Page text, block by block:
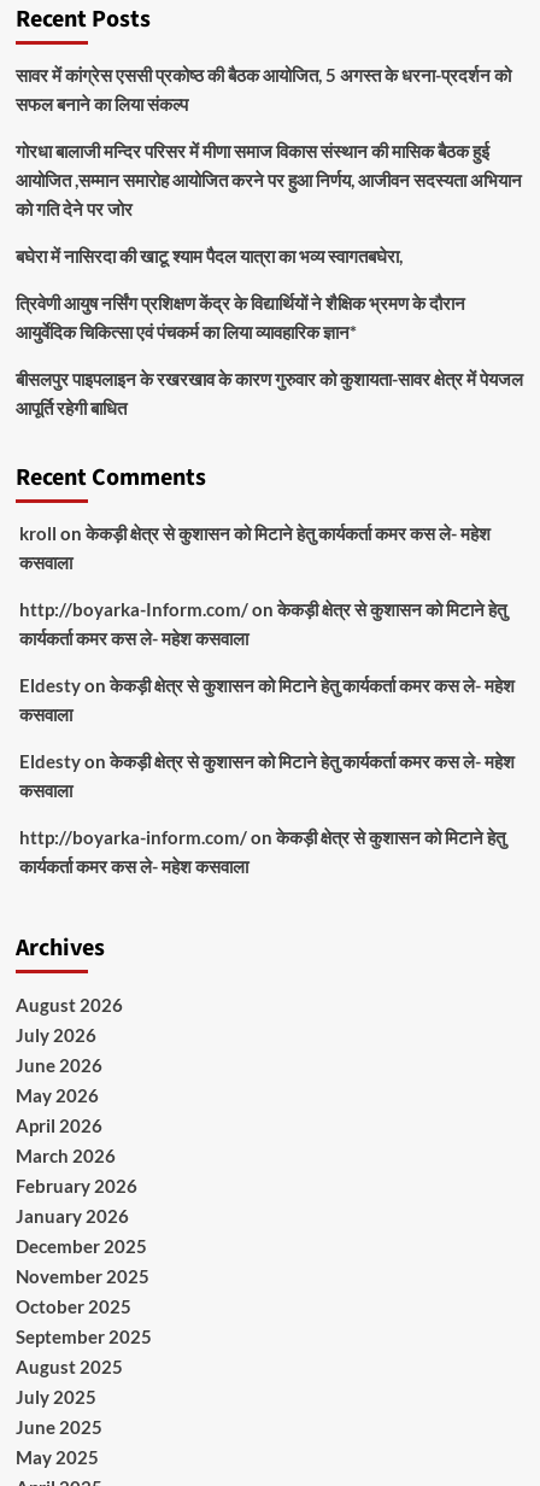
Recent Posts
सावर में कांग्रेस एससी प्रकोष्ठ की बैठक आयोजित, 5 अगस्त के धरना-प्रदर्शन को
सफल बनाने का लिया संकल्प
गोरधा बालाजी मन्दिर परिसर में मीणा समाज विकास संस्थान की मासिक बैठक हुई
आयोजित ,सम्मान समारोह आयोजित करने पर हुआ निर्णय, आजीवन सदस्यता अभियान
को गति देने पर जोर
बघेरा में नासिरदा की खाटू श्याम पैदल यात्रा का भव्य स्वागतबघेरा,
त्रिवेणी आयुष नर्सिंग प्रशिक्षण केंद्र के विद्यार्थियों ने शैक्षिक भ्रमण के दौरान
आयुर्वेदिक चिकित्सा एवं पंचकर्म का लिया व्यावहारिक ज्ञान*
बीसलपुर पाइपलाइन के रखरखाव के कारण गुरुवार को कुशायता-सावर क्षेत्र में पेयजल
आपूर्ति रहेगी बाधित
Recent Comments
kroll onकेकड़ी क्षेत्र से कुशासन को मिटाने हेतु कार्यकर्ता कमर कस ले- महेश
कसवाला
http://boyarka-Inform.com/onकेकड़ी क्षेत्र से कुशासन को मिटाने हेतु
कार्यकर्ता कमर कस ले- महेश कसवाला
Eldestyonकेकड़ी क्षेत्र से कुशासन को मिटाने हेतु कार्यकर्ता कमर कस ले- महेश
कसवाला
Eldestyonकेकड़ी क्षेत्र से कुशासन को मिटाने हेतु कार्यकर्ता कमर कस ले- महेश
कसवाला
http://boyarka-inform.com/onकेकड़ी क्षेत्र से कुशासन को मिटाने हेतु
कार्यकर्ता कमर कस ले- महेश कसवाला
Archives
August 2026
July 2026
June 2026
May 2026
April 2026
March 2026
February 2026
January 2026
December 2025
November 2025
October 2025
September 2025
August 2025
July 2025
June 2025
May 2025